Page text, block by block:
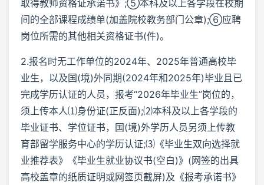
取得教师资格证承诺书》;⑤本科及以上各学段在校期
间的全部课程成绩单(加盖院校教务部门公章);⑥应聘
岗位所需的其他相关资格证书(件)。
2.报名时无工作单位的2024年、2025年普通高校毕
业生，以及国(境)外同期(2024年和2025年)毕业且已
完成学历认证的人员，报考“2026年毕业生”岗位的，
须上传本人⑴身份证(正反面);⑵本科及以上各学段的
毕业证书、学位证书，国(境)外学历人员另须上传教
育部留学服务中心的学历认证;⑶《毕业生双向选择就
业推荐表》《毕业生就业协议书(空白)》(网签的出具
高校盖章的纸质证明或网签页截屏)及《报考承诺书》